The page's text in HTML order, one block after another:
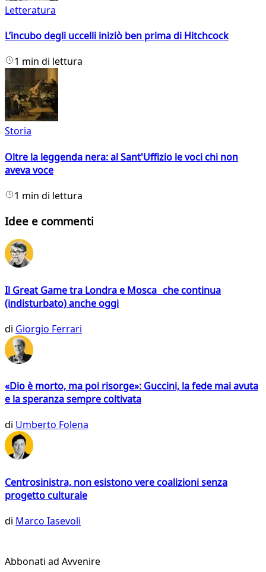
Letteratura
L’incubo degli uccelli iniziò ben prima di Hitchcock
1 min di lettura
Storia
Oltre la leggenda nera: al Sant'Uffizio le voci chi non
aveva voce
1 min di lettura
Idee e commenti
Il Great Game tra Londra e Mosca che continua
(indisturbato) anche oggi
di Giorgio Ferrari
«Dio è morto, ma poi risorge»: Guccini, la fede mai avuta
e la speranza sempre coltivata
di Umberto Folena
Centrosinistra, non esistono vere coalizioni senza
progetto culturale
di Marco Iasevoli
Abbonati ad Avvenire